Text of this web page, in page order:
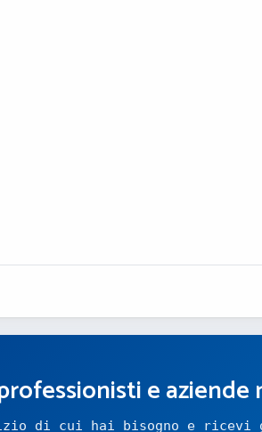
e aziende
di cui hai bisogno e